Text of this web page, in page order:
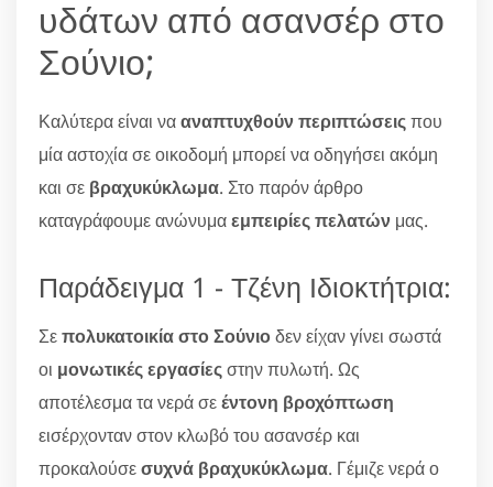
υδάτων από ασανσέρ στο
Σούνιο;
Καλύτερα είναι νααναπτυχθούν περιπτώσειςπου
μία αστοχία σε οικοδομή μπορεί να οδηγήσει ακόμη
και σε βραχυκύκλωμα. Στο παρόν άρθρο
καταγράφουμε ανώνυμαεμπειρίες πελατών μας.
Παράδειγμα 1 - Τζένη Ιδιοκτήτρια:
Σεπολυκατοικία στο Σούνιοδεν είχαν γίνει σωστά
οι μονωτικές εργασίεςστην πυλωτή. Ως
αποτέλεσμα τα νερά σεέντονη βροχόπτωση
εισέρχονταν στον κλωβό του ασανσέρ και
προκαλούσεσυχνά βραχυκύκλωμα. Γέμιζε νερά ο